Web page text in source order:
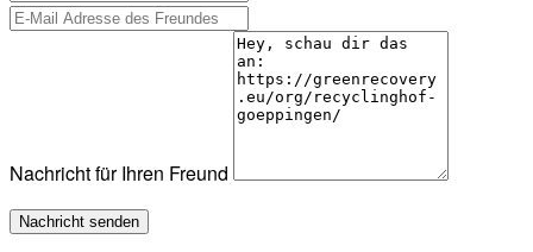
Nachricht für Ihren Freund